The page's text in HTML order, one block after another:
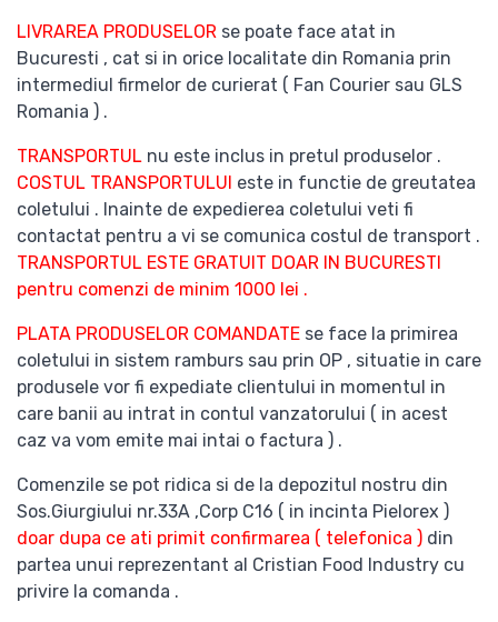
LIVRAREA PRODUSELOR se poate face atat in
Bucuresti , cat si in orice localitate din Romania prin
intermediul firmelor de curierat ( Fan Courier sau GLS
Romania ) .
TRANSPORTUL nu este inclus in pretul produselor .
COSTUL TRANSPORTULUI este in functie de greutatea
coletului . Inainte de expedierea coletului veti fi
contactat pentru a vi se comunica costul de transport .
TRANSPORTUL ESTE GRATUIT DOAR IN BUCURESTI
pentru comenzi de minim 1000 lei .
PLATA PRODUSELOR COMANDATE se face la primirea
coletului in sistem ramburs sau prin OP , situatie in care
produsele vor fi expediate clientului in momentul in
care banii au intrat in contul vanzatorului ( in acest
caz va vom emite mai intai o factura ) .
Comenzile se pot ridica si de la depozitul nostru din
Sos.Giurgiului nr.33A ,Corp C16 ( in incinta Pielorex )
doar dupa ce ati primit confirmarea ( telefonica ) din
partea unui reprezentant al Cristian Food Industry cu
privire la comanda .